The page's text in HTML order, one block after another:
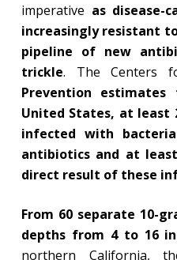
imperative as disease-
increasingly resistant
pipeline of new
trickle. The Centers
Prevention
United States, at least
infected with
antibiotics and at
direct result of these
From 60 separate 10-
depths from 4 to 16
northern California,